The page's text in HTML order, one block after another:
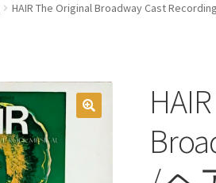
HAIR The Original Broadway Cast